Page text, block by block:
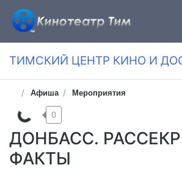
ТИМСКИЙ ЦЕНТР КИНО И
Афиша Мероприятия
ДОНБАСС.
ФАКТЫ
0